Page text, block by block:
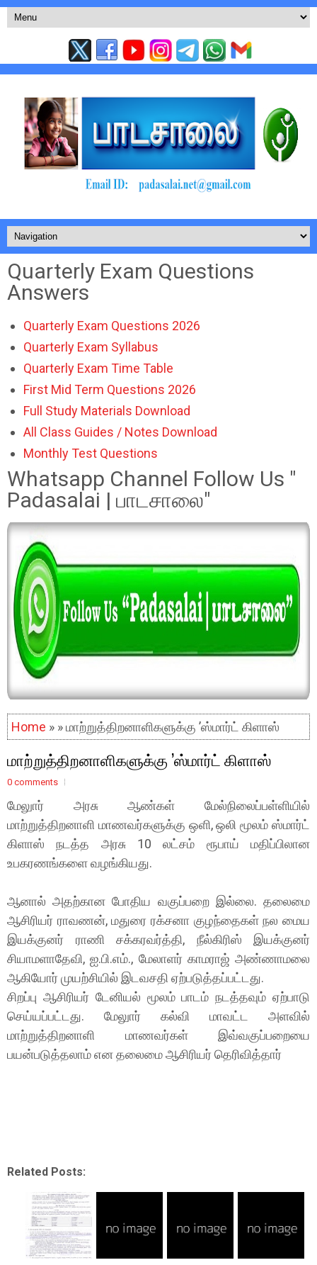
Quarterly Exam Questions
Answers
Quarterly Exam Questions 2026
Quarterly Exam Syllabus
Quarterly Exam Time Table
First Mid Term Questions 2026
Full Study Materials Download
All Class Guides / Notes Download
Monthly Test Questions
Whatsapp Channel Follow Us "
Padasalai | பாடசாலை"
Home » » மாற்றுத்திறனாளிகளுக்கு ’ஸ்மார்ட் கிளாஸ்
மாற்றுத்திறனாளிகளுக்கு ’ஸ்மார்ட் கிளாஸ்
0 comments
மேலுார் அரசு ஆண்கள் மேல்நிலைப்பள்ளியில்
மாற்றுத்திறனாளி மாணவர்களுக்கு ஒளி, ஒலி மூலம் ஸ்மார்ட்
கிளாஸ் நடத்த அரசு 10 லட்சம் ரூபாய் மதிப்பிலான
உபகரணங்களை வழங்கியது.
ஆனால் அதற்கான போதிய வகுப்பறை இல்லை. தலைமை
ஆசிரியர் ராவணன், மதுரை ரக்சனா குழந்தைகள் நல மைய
இயக்குனர் ராணி சக்கரவர்த்தி, நீல்கிரிஸ் இயக்குனர்
சியாமளாதேவி, ஐ.பி.எம்., மேலாளர் காமராஜ் அண்ணாமலை
ஆகியோர் முயற்சியில் இடவசதி ஏற்படுத்தப்பட்டது.
சிறப்பு ஆசிரியர் டேனியல் மூலம் பாடம் நடத்தவும் ஏற்பாடு
செய்யப்பட்டது. மேலுார் கல்வி மாவட்ட அளவில்
மாற்றுத்திறனாளி மாணவர்கள் இவ்வகுப்பறையை
பயன்படுத்தலாம் என தலைமை ஆசிரியர் தெரிவித்தார்
Related Posts: